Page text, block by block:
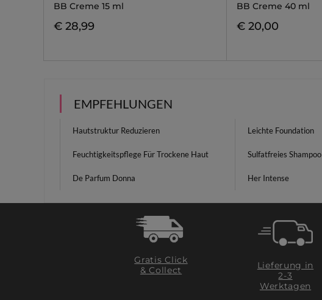
BB Creme 15 ml
€ 28,99
BB Creme 40 ml
€ 20,00
EMPFEHLUNGEN
Hautstruktur Reduzieren Leichte Foundation
Feuchtigkeitspflege Für Trockene Haut Sulfatfreies Shampoo
De Parfum Donna Her Intense
Gratis Click
& Collect
Lieferung in
2-3
Werktagen